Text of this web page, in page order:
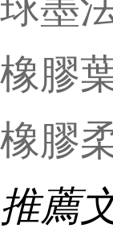
橡膠
橡膠
推薦